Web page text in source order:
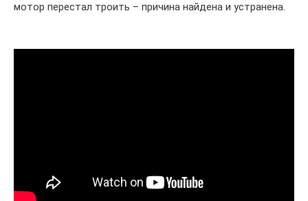
мотор перестал троить – причина найдена и устранена.